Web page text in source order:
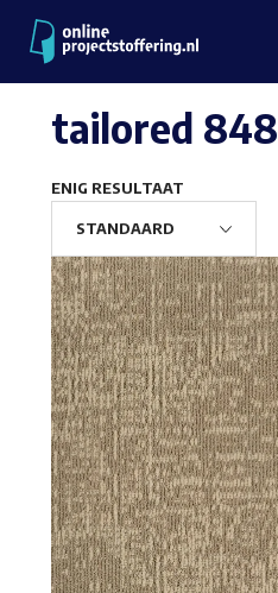
tailored 848
ENIG RESULTAAT